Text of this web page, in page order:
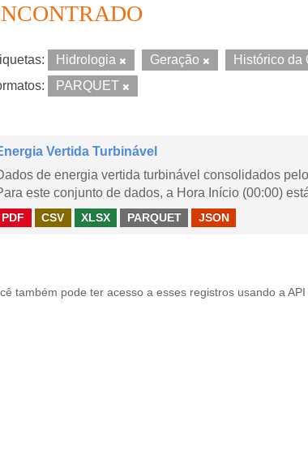
Hidrologia Geração Histórico da
PARQUET
Vertida Turbinável
de energia vertida turbinável consolidados
este conjunto de dados, a Hora Início (00:00)
PDF CSV XLSX PARQUET JSON
também pode ter acesso a esses registros usando a API